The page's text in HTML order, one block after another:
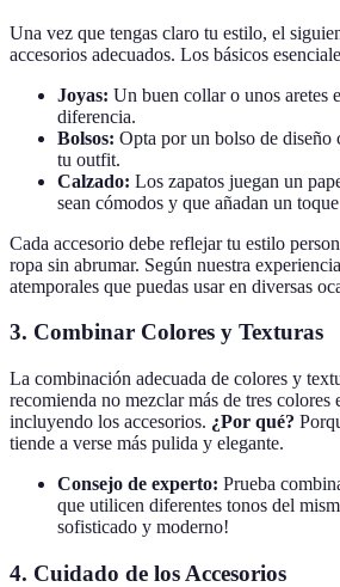
Una vez que tengas claro tu estilo, el
accesorios adecuados. Los básicos
Joyas: Un buen collar o unos aretes
diferencia.
Bolsos: Opta por un bolso de diseño
tu outfit.
Calzado: Los zapatos juegan un
sean cómodos y que añadan un
Cada accesorio debe reflejar tu estilo
ropa sin abrumar. Según nuestra
atemporales que puedas usar en diversas
3. Combinar Colores y Texturas
La combinación adecuada de colores y
recomienda no mezclar más de tres colores
incluyendo los accesorios. ¿Por qué?
tiende a verse más pulida y elegante.
Consejo de experto: Prueba
que utilicen diferentes tonos del
sofisticado y moderno!
4. Cuidado de los Accesorios